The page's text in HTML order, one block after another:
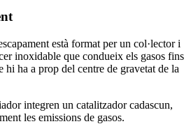
està format per un col·lector i
inoxidable que condueix els gasos fins
ha a prop del centre de gravetat de la
integren un catalitzador cadascun,
les emissions de gasos.